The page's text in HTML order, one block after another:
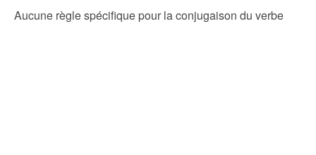
Aucune règle spécifique pour la conjugaison du verbe